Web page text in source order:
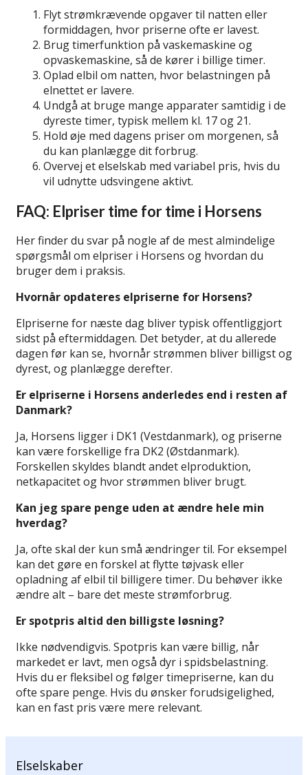
Flyt strømkrævende opgaver til natten eller
formiddagen, hvor priserne ofte er lavest.
Brug timerfunktion på vaskemaskine og
opvaskemaskine, så de kører i billige timer.
Oplad elbil om natten, hvor belastningen på
elnettet er lavere.
Undgå at bruge mange apparater samtidig i de
dyreste timer, typisk mellem kl. 17 og 21.
Hold øje med dagens priser om morgenen, så
du kan planlægge dit forbrug.
Overvej et elselskab med variabel pris, hvis du
vil udnytte udsvingene aktivt.
FAQ: Elpriser time for time i Horsens
Her finder du svar på nogle af de mest almindelige
spørgsmål om elpriser i Horsens og hvordan du
bruger dem i praksis.
Hvornår opdateres elpriserne for Horsens?
Elpriserne for næste dag bliver typisk offentliggjort
sidst på eftermiddagen. Det betyder, at du allerede
dagen før kan se, hvornår strømmen bliver billigst og
dyrest, og planlægge derefter.
Er elpriserne i Horsens anderledes end i resten af
Danmark?
Ja, Horsens ligger i DK1 (Vestdanmark), og priserne
kan være forskellige fra DK2 (Østdanmark).
Forskellen skyldes blandt andet elproduktion,
netkapacitet og hvor strømmen bliver brugt.
Kan jeg spare penge uden at ændre hele min
hverdag?
Ja, ofte skal der kun små ændringer til. For eksempel
kan det gøre en forskel at flytte tøjvask eller
opladning af elbil til billigere timer. Du behøver ikke
ændre alt – bare det meste strømforbrug.
Er spotpris altid den billigste løsning?
Ikke nødvendigvis. Spotpris kan være billig, når
markedet er lavt, men også dyr i spidsbelastning.
Hvis du er fleksibel og følger timepriserne, kan du
ofte spare penge. Hvis du ønsker forudsigelighed,
kan en fast pris være mere relevant.
Elselskaber